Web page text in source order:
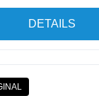
DETAILS